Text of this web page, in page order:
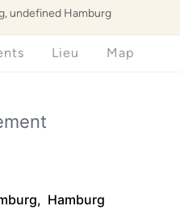
undefined Hamburg
Lieu Map
Hamburg